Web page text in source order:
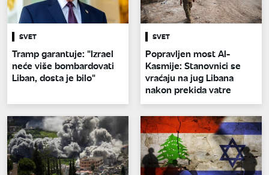
SVET
Tramp garantuje: "Izrael
neće više bombardovati
Liban, dosta je bilo"
SVET
Popravljen most Al-
Kasmije: Stanovnici se
vraćaju na jug Libana
nakon prekida vatre